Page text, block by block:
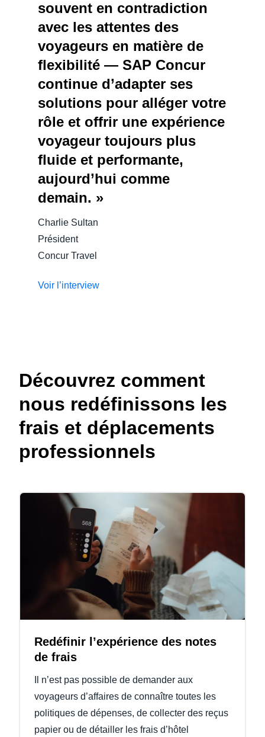
souvent en contradiction
avec les attentes des
voyageurs en matière de
flexibilité — SAP Concur
continue d’adapter ses
solutions pour alléger votre
rôle et offrir une expérience
voyageur toujours plus
fluide et performante,
aujourd’hui comme
demain. »
Charlie Sultan
Président
Concur Travel
Voir l’interview
Découvrez comment
nous redéfinissons les
frais et déplacements
professionnels
Redéfinir l’expérience des notes
de frais
Il n’est pas possible de demander aux
voyageurs d’affaires de connaître toutes les
politiques de dépenses, de collecter des reçus
papier ou de détailler les frais d’hôtel